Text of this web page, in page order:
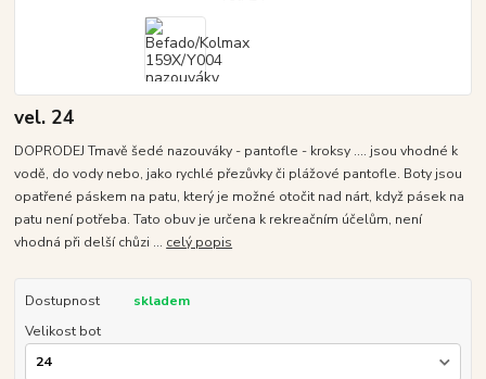
vel. 24
DOPRODEJ Tmavě šedé nazouváky - pantofle - kroksy .... jsou vhodné k
vodě, do vody nebo, jako rychlé přezůvky či plážové pantofle. Boty jsou
opatřené páskem na patu, který je možné otočit nad nárt, když pásek na
patu není potřeba. Tato obuv je určena k rekreačním účelům, není
vhodná při delší chůzi ... celý popis
Dostupnost
skladem
Velikost bot